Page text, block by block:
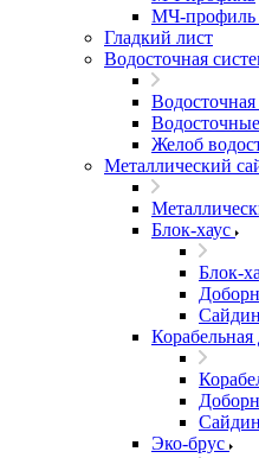
МЧ-профиль
Гладкий лист
Водосточная
Желоб
Металлический
Блок-хаус
Блок-
Корабельная
Эко-брус